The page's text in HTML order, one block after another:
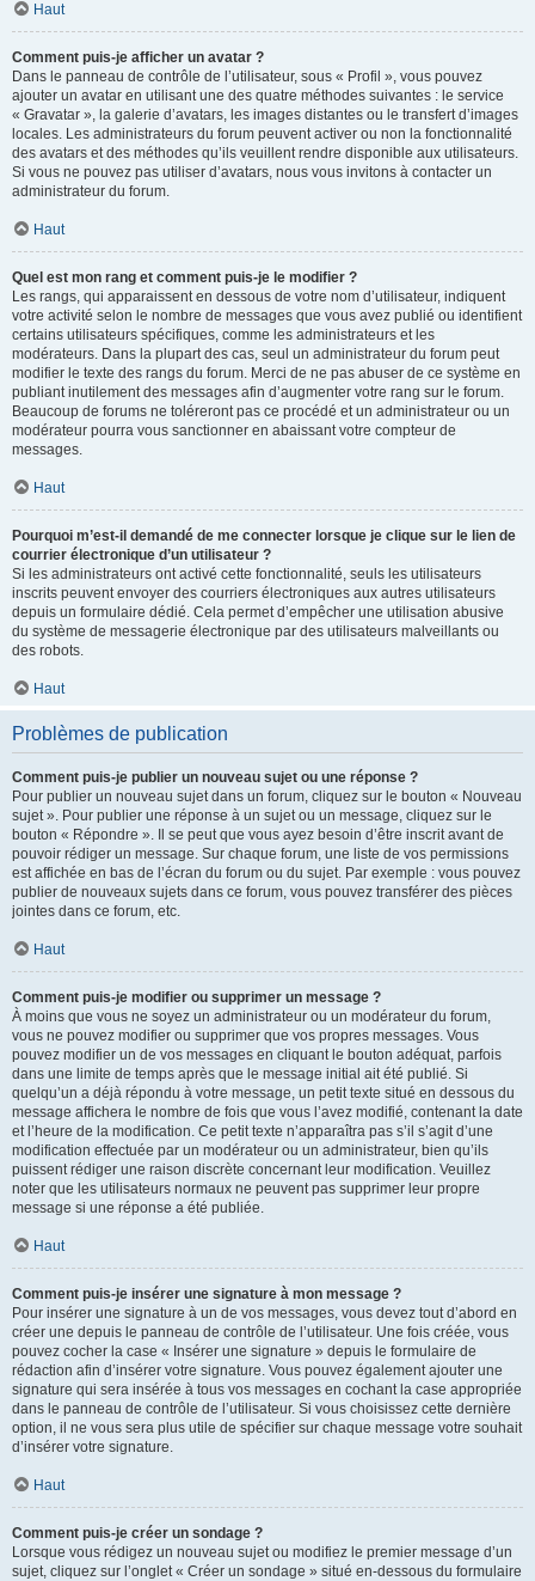
Haut
Comment puis-je afficher un avatar ?
Dans le panneau de contrôle de l’utilisateur, sous « Profil », vous pouvez
ajouter un avatar en utilisant une des quatre méthodes suivantes : le service
« Gravatar », la galerie d’avatars, les images distantes ou le transfert d’images
locales. Les administrateurs du forum peuvent activer ou non la fonctionnalité
des avatars et des méthodes qu’ils veuillent rendre disponible aux utilisateurs.
Si vous ne pouvez pas utiliser d’avatars, nous vous invitons à contacter un
administrateur du forum.
Haut
Quel est mon rang et comment puis-je le modifier ?
Les rangs, qui apparaissent en dessous de votre nom d’utilisateur, indiquent
votre activité selon le nombre de messages que vous avez publié ou identifient
certains utilisateurs spécifiques, comme les administrateurs et les
modérateurs. Dans la plupart des cas, seul un administrateur du forum peut
modifier le texte des rangs du forum. Merci de ne pas abuser de ce système en
publiant inutilement des messages afin d’augmenter votre rang sur le forum.
Beaucoup de forums ne toléreront pas ce procédé et un administrateur ou un
modérateur pourra vous sanctionner en abaissant votre compteur de
messages.
Haut
Pourquoi m’est-il demandé de me connecter lorsque je clique sur le lien de
courrier électronique d’un utilisateur ?
Si les administrateurs ont activé cette fonctionnalité, seuls les utilisateurs
inscrits peuvent envoyer des courriers électroniques aux autres utilisateurs
depuis un formulaire dédié. Cela permet d’empêcher une utilisation abusive
du système de messagerie électronique par des utilisateurs malveillants ou
des robots.
Haut
Problèmes de publication
Comment puis-je publier un nouveau sujet ou une réponse ?
Pour publier un nouveau sujet dans un forum, cliquez sur le bouton « Nouveau
sujet ». Pour publier une réponse à un sujet ou un message, cliquez sur le
bouton « Répondre ». Il se peut que vous ayez besoin d’être inscrit avant de
pouvoir rédiger un message. Sur chaque forum, une liste de vos permissions
est affichée en bas de l’écran du forum ou du sujet. Par exemple : vous pouvez
publier de nouveaux sujets dans ce forum, vous pouvez transférer des pièces
jointes dans ce forum, etc.
Haut
Comment puis-je modifier ou supprimer un message ?
À moins que vous ne soyez un administrateur ou un modérateur du forum,
vous ne pouvez modifier ou supprimer que vos propres messages. Vous
pouvez modifier un de vos messages en cliquant le bouton adéquat, parfois
dans une limite de temps après que le message initial ait été publié. Si
quelqu’un a déjà répondu à votre message, un petit texte situé en dessous du
message affichera le nombre de fois que vous l’avez modifié, contenant la date
et l’heure de la modification. Ce petit texte n’apparaîtra pas s’il s’agit d’une
modification effectuée par un modérateur ou un administrateur, bien qu’ils
puissent rédiger une raison discrète concernant leur modification. Veuillez
noter que les utilisateurs normaux ne peuvent pas supprimer leur propre
message si une réponse a été publiée.
Haut
Comment puis-je insérer une signature à mon message ?
Pour insérer une signature à un de vos messages, vous devez tout d’abord en
créer une depuis le panneau de contrôle de l’utilisateur. Une fois créée, vous
pouvez cocher la case « Insérer une signature » depuis le formulaire de
rédaction afin d’insérer votre signature. Vous pouvez également ajouter une
signature qui sera insérée à tous vos messages en cochant la case appropriée
dans le panneau de contrôle de l’utilisateur. Si vous choisissez cette dernière
option, il ne vous sera plus utile de spécifier sur chaque message votre souhait
d’insérer votre signature.
Haut
Comment puis-je créer un sondage ?
Lorsque vous rédigez un nouveau sujet ou modifiez le premier message d’un
sujet, cliquez sur l’onglet « Créer un sondage » situé en-dessous du formulaire